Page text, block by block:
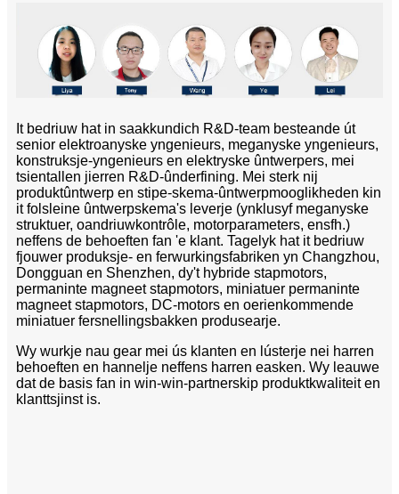
It bedriuw hat in saakkundich R&D-team besteande út
senior elektroanyske yngenieurs, meganyske yngenieurs,
konstruksje-yngenieurs en elektryske ûntwerpers, mei
tsientallen jierren R&D-ûnderfining. Mei sterk nij
produktûntwerp en stipe-skema-ûntwerpmooglikheden kin
it folsleine ûntwerpskema's leverje (ynklusyf meganyske
struktuer, oandriuwkontrôle, motorparameters, ensfh.)
neffens de behoeften fan 'e klant. Tagelyk hat it bedriuw
fjouwer produksje- en ferwurkingsfabriken yn Changzhou,
Dongguan en Shenzhen, dy't hybride stapmotors,
permaninte magneet stapmotors, miniatuer permaninte
magneet stapmotors, DC-motors en oerienkommende
miniatuer fersnellingsbakken produsearje.
Wy wurkje nau gear mei ús klanten en lústerje nei harren
behoeften en hannelje neffens harren easken. Wy leauwe
dat de basis fan in win-win-partnerskip produktkwaliteit en
klanttsjinst is.